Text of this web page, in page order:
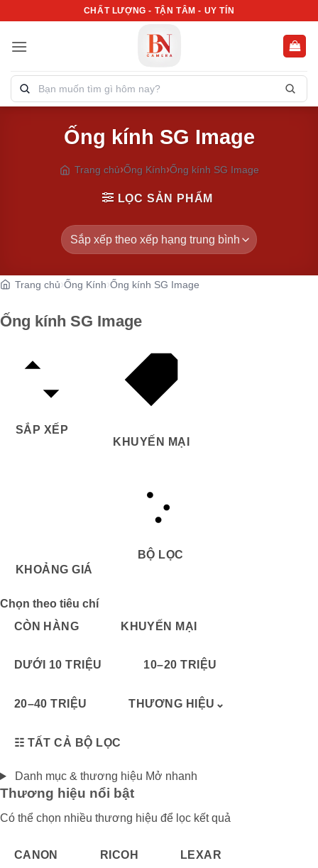
nội
CHẤT LƯỢNG - TẬN TÂM - UY TÍN
Tìm
kiếm
phẩm:Ống kính SG Image
Trang chủ Ống Kính Ống kính SG Image
LỌC SẢN PHẨM
Trang chủ Ống Kính Ống kính SG Image
Ống kính SG Image
SẮP XẾP
KHUYẾN MẠI
KHOẢNG GIÁ
BỘ LỌC
Chọn theo tiêu chí
CÒN HÀNG
KHUYẾN MẠI
DƯỚI 10 TRIỆU 10–20 TRIỆU
20–40 TRIỆU THƯƠNG HIỆU ⌄
☷ TẤT CẢ BỘ LỌC
Danh mục & thương hiệu Mở nhanh
Thương hiệu nổi bật
Có thể chọn nhiều thương hiệu để lọc kết quả
CANON RICOH LEXAR